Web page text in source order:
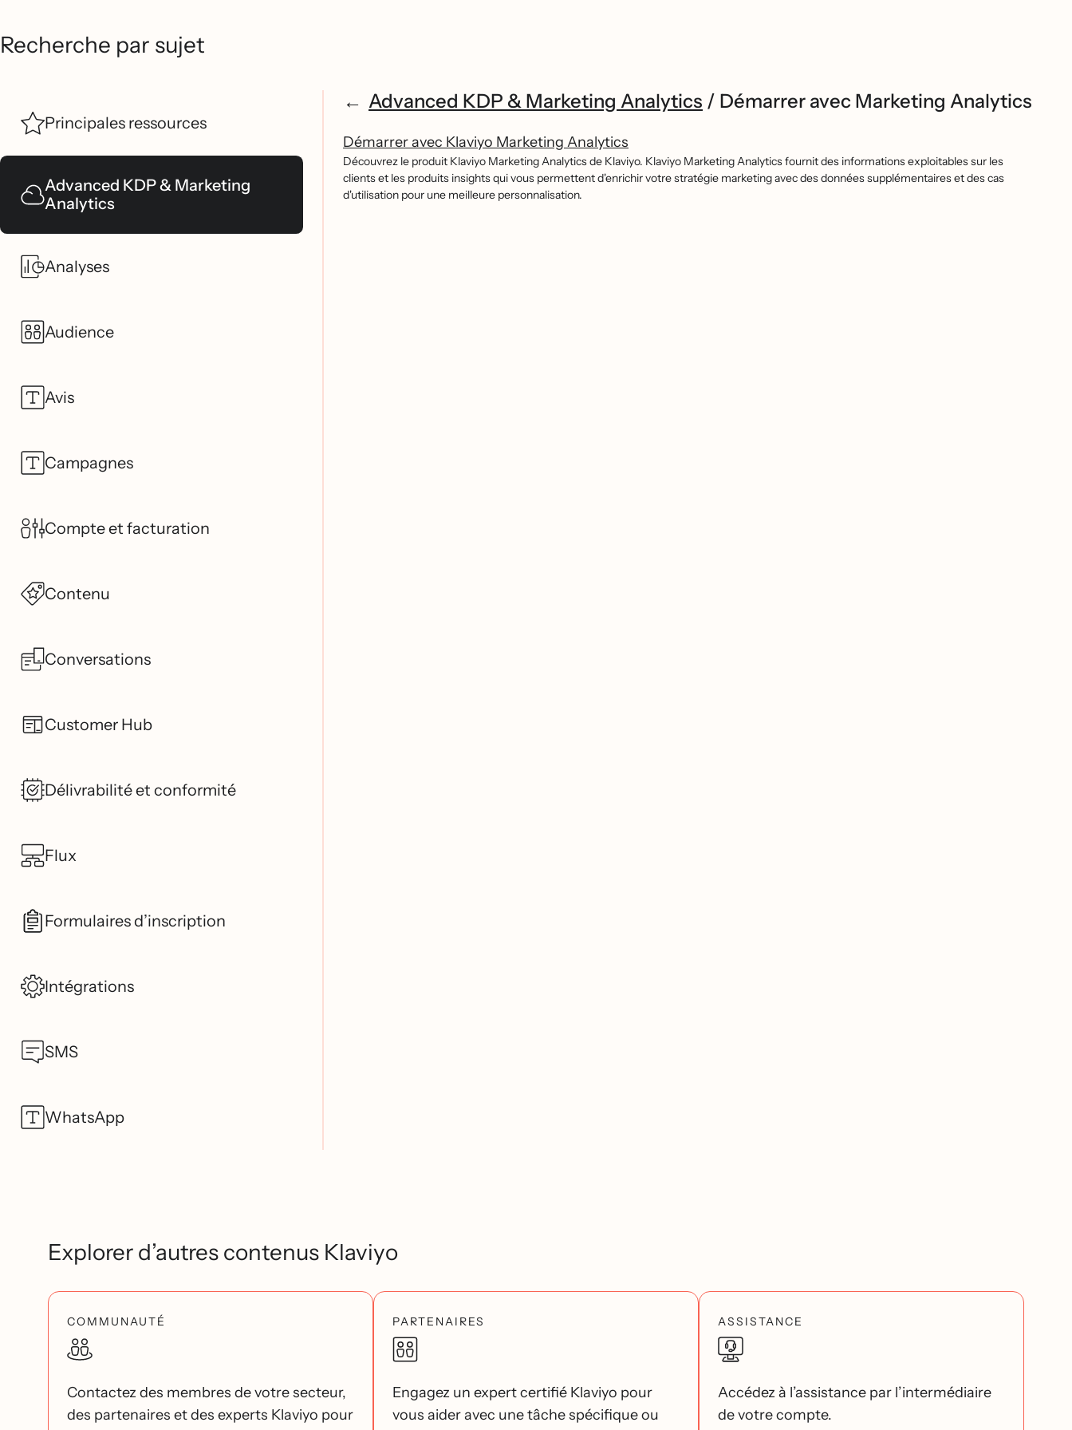
Recherche par sujet
Principales ressources
Advanced KDP & Marketing
Analytics
Analyses
Audience
Avis
Campagnes
Compte et facturation
Contenu
Conversations
Customer Hub
Délivrabilité et conformité
Flux
Formulaires d’inscription
Intégrations
SMS
WhatsApp
Advanced KDP & Marketing Analytics / Démarrer avec Marketing Analytics
Démarrer avec Klaviyo Marketing Analytics
Découvrez le produit Klaviyo Marketing Analytics de Klaviyo. Klaviyo Marketing Analytics fournit des informations exploitables sur les
clients et les produits insights qui vous permettent d'enrichir votre stratégie marketing avec des données supplémentaires et des cas
d'utilisation pour une meilleure personnalisation.
Explorer d’autres contenus Klaviyo
COMMUNAUTÉ
Contactez des membres de votre secteur,
des partenaires et des experts Klaviyo pour
PARTENAIRES
Engagez un expert certifié Klaviyo pour
vous aider avec une tâche spécifique ou
ASSISTANCE
Accédez à l’assistance par l’intermédiaire
de votre compte.